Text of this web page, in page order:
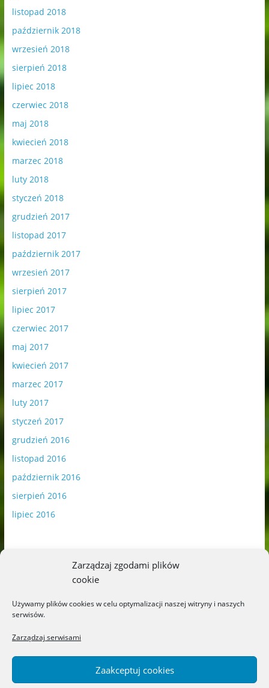
Zarządzaj zgodami plików
cookie
Używamy plików cookies w celu optymalizacji naszej witryny i naszych
serwisów.
Zarządzaj serwisami
Zaakceptuj cookies
listopad 2018
październik 2018
wrzesień 2018
sierpień 2018
lipiec 2018
czerwiec 2018
maj 2018
kwiecień 2018
marzec 2018
luty 2018
styczeń 2018
grudzień 2017
listopad 2017
październik 2017
wrzesień 2017
sierpień 2017
lipiec 2017
czerwiec 2017
maj 2017
kwiecień 2017
marzec 2017
luty 2017
styczeń 2017
grudzień 2016
listopad 2016
październik 2016
sierpień 2016
lipiec 2016